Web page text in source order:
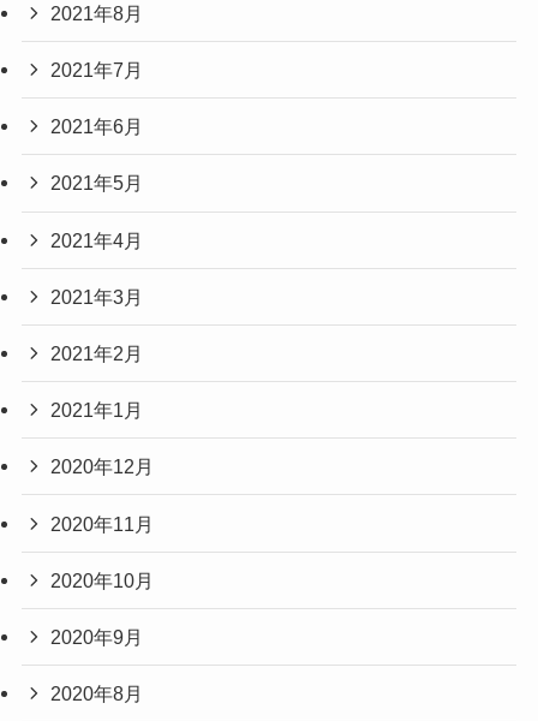
2021年8月
2021年7月
2021年6月
2021年5月
2021年4月
2021年3月
2021年2月
2021年1月
2020年12月
2020年11月
2020年10月
2020年9月
2020年8月